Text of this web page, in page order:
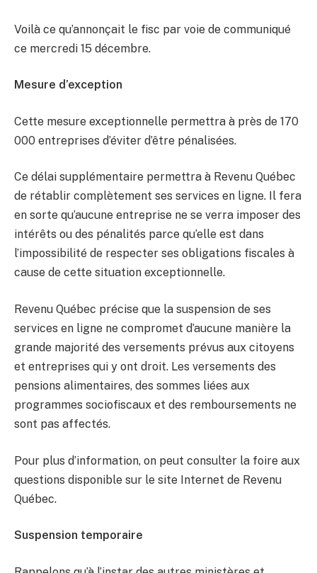
Voilà ce qu’annonçait le fisc par voie de communiqué
ce mercredi 15 décembre.
Mesure d’exception
Cette mesure exceptionnelle permettra à près de 170
000 entreprises d’éviter d’être pénalisées.
Ce délai supplémentaire permettra à Revenu Québec
de rétablir complètement ses services en ligne. Il fera
en sorte qu’aucune entreprise ne se verra imposer des
intérêts ou des pénalités parce qu’elle est dans
l’impossibilité de respecter ses obligations fiscales à
cause de cette situation exceptionnelle.
Revenu Québec précise que la suspension de ses
services en ligne ne compromet d’aucune manière la
grande majorité des versements prévus aux citoyens
et entreprises qui y ont droit. Les versements des
pensions alimentaires, des sommes liées aux
programmes sociofiscaux et des remboursements ne
sont pas affectés.
Pour plus d’information, on peut consulter la foire aux
questions disponible sur le site Internet de Revenu
Québec.
Suspension temporaire